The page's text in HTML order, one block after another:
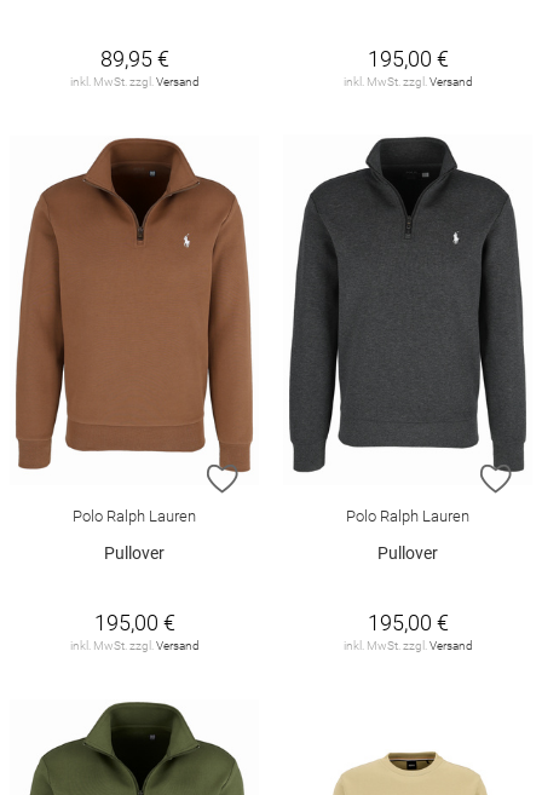
89,95 €
inkl. MwSt. zzgl. Versand
195,00 €
inkl. MwSt. zzgl. Versand
ZUR WUNSCHLISTE HINZUFÜGEN
Polo Ralph Lauren
Pullover
195,00 €
inkl. MwSt. zzgl. Versand
Polo Ralph Lauren
Pullover
195,00 €
inkl. MwSt. zzgl. Versand